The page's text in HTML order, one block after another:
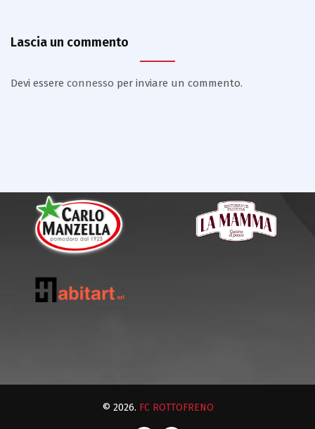
Lascia un commento
Devi essere connesso per inviare un commento.
© 2026. FC ROTTOFRENO